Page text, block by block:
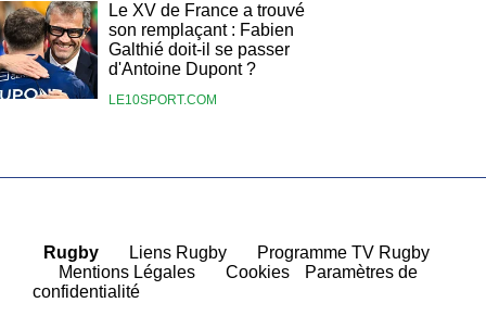
Le XV de France a trouvé
son remplaçant : Fabien
Galthié doit-il se passer
d'Antoine Dupont ?
LE10SPORT.COM
Rugby Liens Rugby
Programme TV Rugby
Mentions Légales Cookies
Paramètres de
confidentialité